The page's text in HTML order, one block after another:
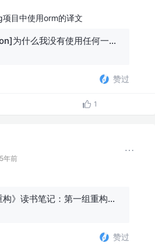
目中使用orm的译文
[Translation]为什么我没有使用任何一种Go ORMs 1/7｜Go主题月
赞过
1
5年前
[ROM]《重构》读书笔记：第一组重构｜Go主题月
赞过